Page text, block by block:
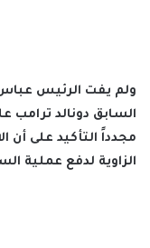
ولم يفت الرئيس عباس
السابق دونالد ترامب
مجدداً التأكيد على أن
الزاوية لدفع عملية